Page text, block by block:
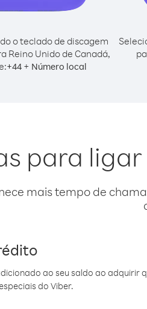
o teclado de discagem
Reino Unido de Canadá,
+44+ Número local
para
mais tempo de
ao seu saldo ao adquirir
do Viber.